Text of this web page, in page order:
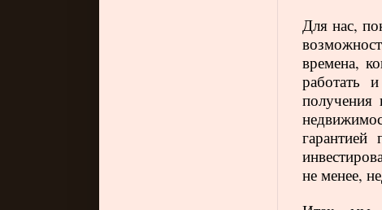
Для нас,
времена,
работать
не менее,